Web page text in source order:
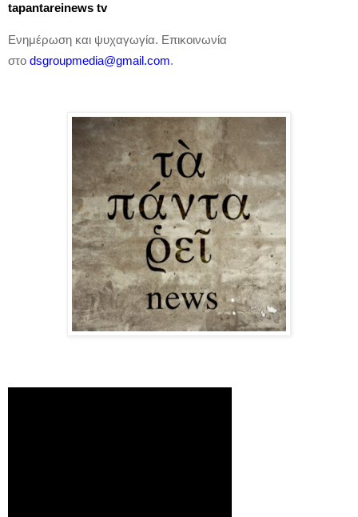
tapantareinews tv
Ενημέρωση και ψυχαγωγία. Επικοινωνία
στο dsgroupmedia@gmail.com.